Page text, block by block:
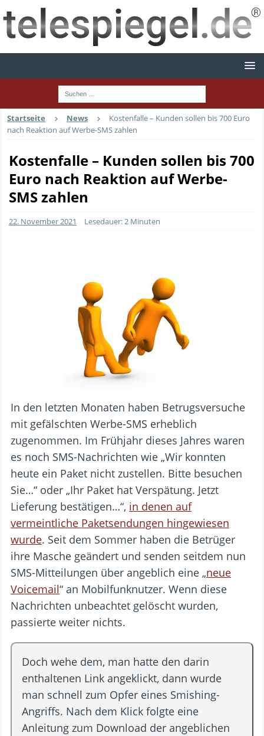
Startseite News
Kostenfalle – Kunden sollen bis 700 Euro
nach Reaktion auf Werbe-SMS zahlen
Kostenfalle – Kunden sollen bis 700
Euro nach Reaktion auf Werbe-
SMS zahlen
22. November 2021 Lesedauer: 2 Minuten
In den letzten Monaten haben Betrugsversuche
mit gefälschten Werbe-SMS erheblich
zugenommen. Im Frühjahr dieses Jahres waren
es noch SMS-Nachrichten wie „Wir konnten
heute ein Paket nicht zustellen. Bitte besuchen
Sie…“ oder „Ihr Paket hat Verspätung. Jetzt
Lieferung bestätigen…“, in denen auf
vermeintliche Paketsendungen hingewiesen
wurde. Seit dem Sommer haben die Betrüger
ihre Masche geändert und senden seitdem nun
SMS-Mitteilungen über angeblich eine „neue
Voicemail“ an Mobilfunknutzer. Wenn diese
Nachrichten unbeachtet gelöscht wurden,
passierte weiter nichts.
Doch wehe dem, man hatte den darin
enthaltenen Link angeklickt, dann wurde
man schnell zum Opfer eines Smishing-
Angriffs. Nach dem Klick folgte eine
Anleitung zum Download der angeblichen